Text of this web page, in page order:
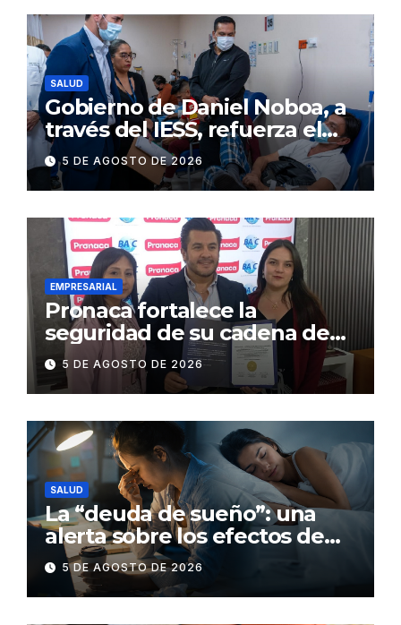
SALUD
Gobierno de Daniel Noboa, a
través del IESS, refuerza el
abastecimiento de insulina
en 86 establecimientos de
salud
5 DE AGOSTO DE 2026
EMPRESARIAL
Pronaca fortalece la
seguridad de su cadena de
suministro con certificación
BASC en dos plantas
5 DE AGOSTO DE 2026
SALUD
La “deuda de sueño”: una
alerta sobre los efectos de
dormir mal en la salud física y
mental
5 DE AGOSTO DE 2026